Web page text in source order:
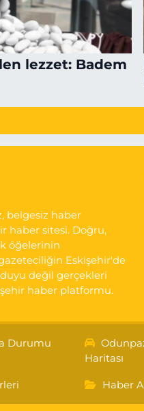
lezzet: Badem
belgesiz haber
haber sitesi. Doğru,
öğelerinin
Eskişehir'de
değil gerçekleri
haber platformu.
Durumu
Haritası
Haber